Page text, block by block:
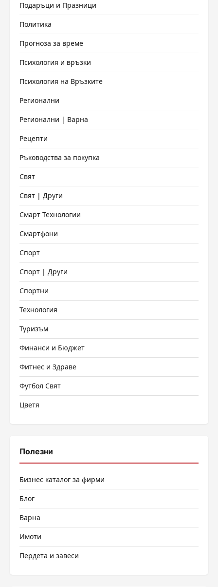
Подаръци и Празници
Политика
Прогноза за време
Психология и връзки
Психология на Връзките
Регионални
Регионални | Варна
Рецепти
Ръководства за покупка
Свят
Свят | Други
Смарт Технологии
Смартфони
Спорт
Спорт | Други
Спортни
Технология
Туризъм
Финанси и Бюджет
Фитнес и Здраве
Футбол Свят
Цветя
Полезни
Бизнес каталог за фирми
Блог
Варна
Имоти
Пердета и завеси